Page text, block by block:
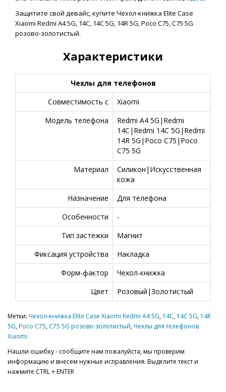
Защитите свой девайс, купите Чехол-книжка Elite Case
Xiaomi Redmi A4 5G, 14C, 14C 5G, 14R 5G, Poco C75, C75 5G
розово-золотистый.
Характеристики
Чехлы для телефонов
Совместимость с
Xiaomi
Модель телефона
Redmi A4 5G|Redmi
14C|Redmi 14C 5G|Redmi
14R 5G|Poco C75|Poco
C75 5G
Материал
Силикон|Искусственная
кожа
Назначение
Для телефона
Особенности
-
Тип застежки
Магнит
Фиксация устройства
Накладка
Форм-фактор
Чехол-книжка
Цвет
Розовый|Золотистый
Метки: Чехол-книжка Elite Case Xiaomi Redmi A4 5G, 14C, 14C 5G, 14R
5G,Poco C75, C75 5G розово-золотистый,Чехлы для телефонов
Xiaomi
Нашли ошибку - сообщите нам пожалуйста, мы проверим
информацию и внесем нужные исправления. Выделите текст и
нажмите CTRL + ENTER